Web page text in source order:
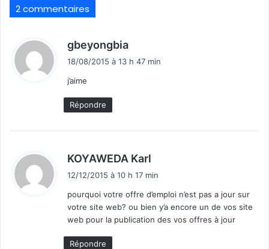
2 commentaires
gbeyongbia
18/08/2015 à 13 h 47 min
j’aime
Répondre
KOYAWEDA Karl
:
12/12/2015 à 10 h 17 min
pourquoi votre offre d’emploi n’est pas a jour sur
votre site web? ou bien y’a encore un de vos site
web pour la publication des vos offres à jour
Répondre